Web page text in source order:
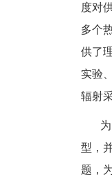
度对
多个
供了
实验
辐射
为了
型，
题，